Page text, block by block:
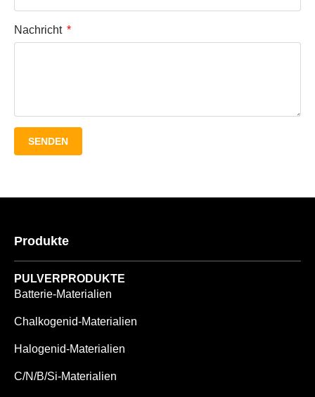
Nachricht
SENDEN
Produkte
PULVERPRODUKTE
Batterie-Materialien
Chalkogenid-Materialien
Halogenid-Materialien
C/N/B/Si-Materialien